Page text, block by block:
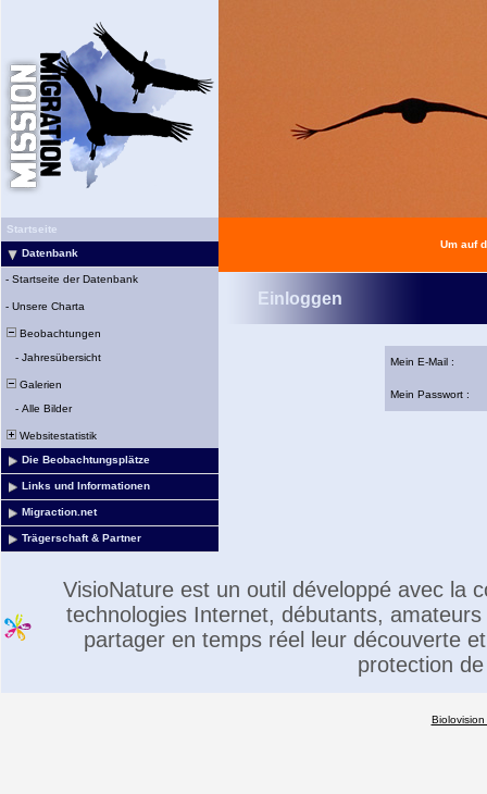
Startseite
Datenbank
- Startseite der Datenbank
- Unsere Charta
Beobachtungen
- Jahresübersicht
Galerien
- Alle Bilder
Websitestatistik
Die Beobachtungsplätze
Links und Informationen
Migraction.net
Trägerschaft & Partner
Um auf
Einloggen
Mein E-Mail :
Mein Passwort :
VisioNature est un outil développé avec la
technologies Internet, débutants,
partager en temps réel leur découverte
protection
Biolovision